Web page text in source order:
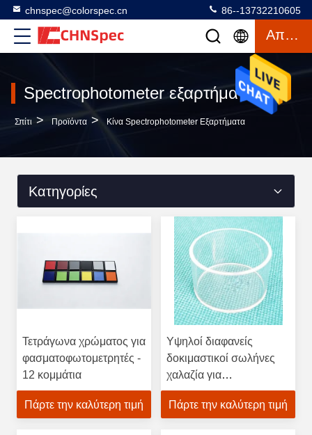
chnspec@colorspec.cn 86--13732210605
Απόσπασμα
Spectrophotometer εξαρτήματα
Σπίτι > Προϊόντα > Κίνα Spectrophotometer Εξαρτήματα
Κατηγορίες
Τετράγωνα χρώματος για
φασματοφωτομετρητές -
12 κομμάτια
Πάρτε την καλύτερη τιμή
Υψηλοί διαφανείς
δοκιμαστικοί σωλήνες
χαλαζία για
Spectrophotometer,
Spectrophotometer
Πάρτε την καλύτερη τιμή